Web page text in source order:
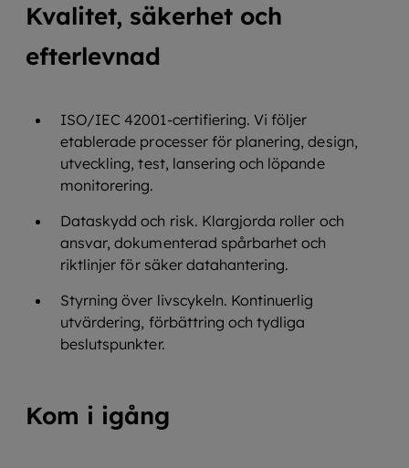
Kvalitet, säkerhet och
efterlevnad
ISO/IEC 42001‑certifiering. Vi följer
etablerade processer för planering, design,
utveckling, test, lansering och löpande
monitorering.
Dataskydd och risk. Klargjorda roller och
ansvar, dokumenterad spårbarhet och
riktlinjer för säker datahantering.
Styrning över livscykeln. Kontinuerlig
utvärdering, förbättring och tydliga
beslutspunkter.
Kom i igång